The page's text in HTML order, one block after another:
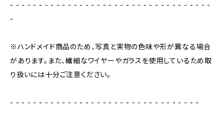
- - - - - - - - - - - - - - - - - - - - - - - - - - - - - - - - - - -
-
※ハンドメイド商品のため、写真と実物の色味や形が異なる場合
があります。また、繊細なワイヤーやガラスを使用しているため取
り扱いには十分ご注意ください。
- - - - - - - - - - - - - - - - - - - - - - - - - - - - - - - - -